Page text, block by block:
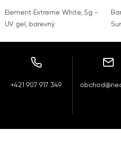
Element Extreme White, 5g -
UV gel, barevný
+421 907 917 349